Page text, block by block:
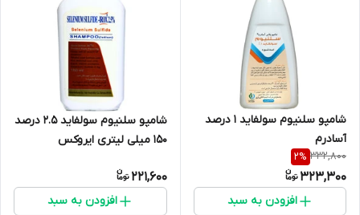
شامپو سلنیوم سولفاید 1 درصد
آسادرم
332,800
2%
323,300
افزودن به سبد
شامپو سلنیوم سولفاید 2.5 درصد
150 میلی لیتری ایروکس
221,600
افزودن به سبد